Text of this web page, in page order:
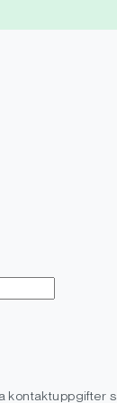
kontaktuppgifter